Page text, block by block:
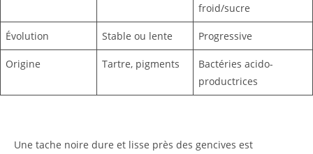
froid/sucre
Évolution Stable ou lente Progressive
Origine Tartre, pigments
Bactéries acido-
productrices
Une tache noire dure et lisse près des gencives est